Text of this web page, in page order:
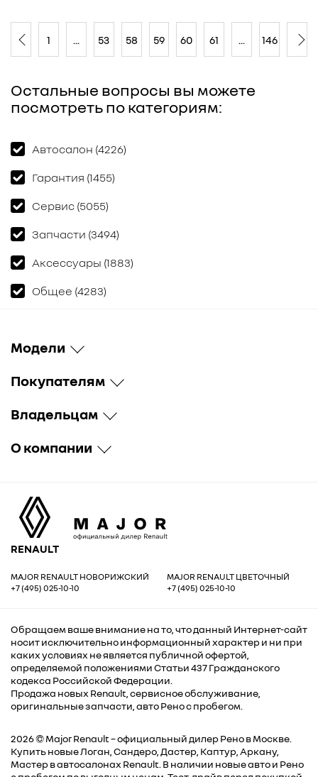
1 53 58 59 60 61 146
Остальные вопросы вы можете
посмотреть по категориям:
Автосалон (4226)
Гарантия (1455)
Сервис (5055)
Запчасти (3494)
Аксессуары (1883)
Общее (4283)
Модели
Покупателям
Владельцам
О компании
RENAULT
MAJOR RENAULT НОВОРИЖСКИЙ
+7 (495) 025-10-10
MAJOR RENAULT ЦВЕТОЧНЫЙ
+7 (495) 025-10-10
Обращаем ваше внимание на то, что данный Интернет-сайт
носит исключительно информационный характер и ни при
каких условиях не является публичной офертой,
определяемой положениями Статьи 437 Гражданского
кодекса Российской Федерации.
Продажа новых Renault, сервисное обслуживание,
оригинальные запчасти, авто Рено с пробегом.
2026 © MajorRenault– официальный дилер Рено в Москве.
Купить новые Логан, Сандеро, Дастер, Каптур, Аркану,
Мастер в автосалонах Renault. В наличии новые авто и Рено